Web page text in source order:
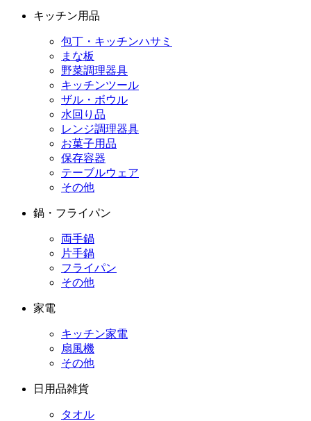
キッチン用品
包丁・キッチンハサミ
まな板
野菜調理器具
キッチンツール
ザル・ボウル
水回り品
レンジ調理器具
お菓子用品
保存容器
テーブルウェア
その他
鍋・フライパン
両手鍋
片手鍋
フライパン
その他
家電
キッチン家電
扇風機
その他
日用品雑貨
タオル